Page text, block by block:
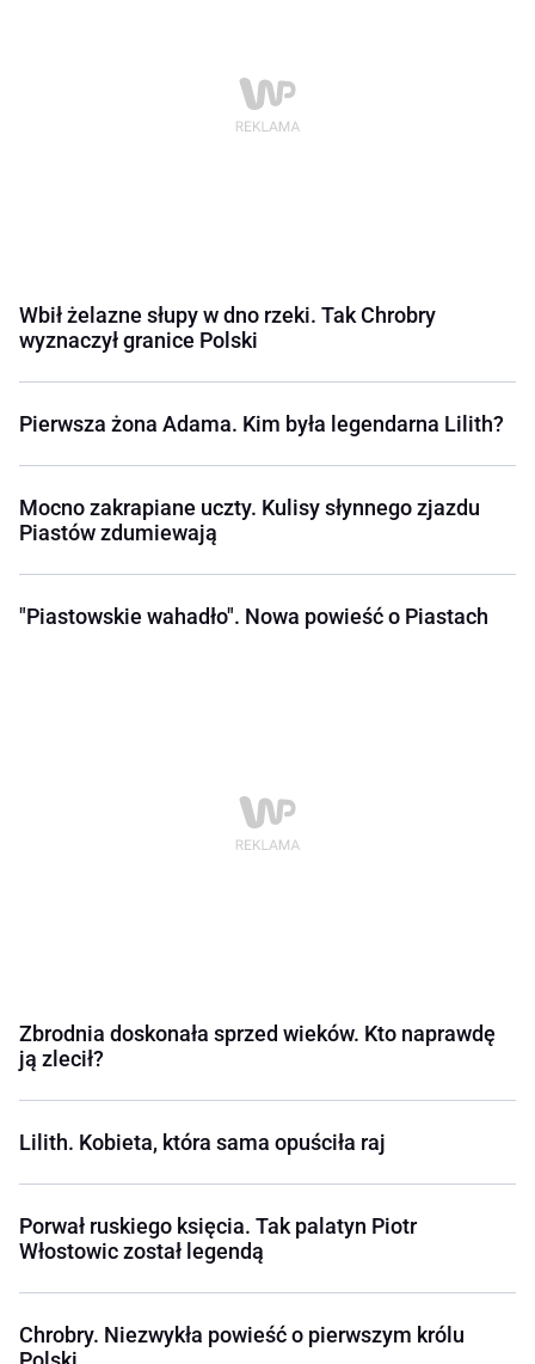
Wbił żelazne słupy w dno rzeki. Tak Chrobry
wyznaczył granice Polski
Pierwsza żona Adama. Kim była legendarna Lilith?
Mocno zakrapiane uczty. Kulisy słynnego zjazdu
Piastów zdumiewają
"Piastowskie wahadło". Nowa powieść o Piastach
Zbrodnia doskonała sprzed wieków. Kto naprawdę
ją zlecił?
Lilith. Kobieta, która sama opuściła raj
Porwał ruskiego księcia. Tak palatyn Piotr
Włostowic został legendą
Chrobry. Niezwykła powieść o pierwszym królu